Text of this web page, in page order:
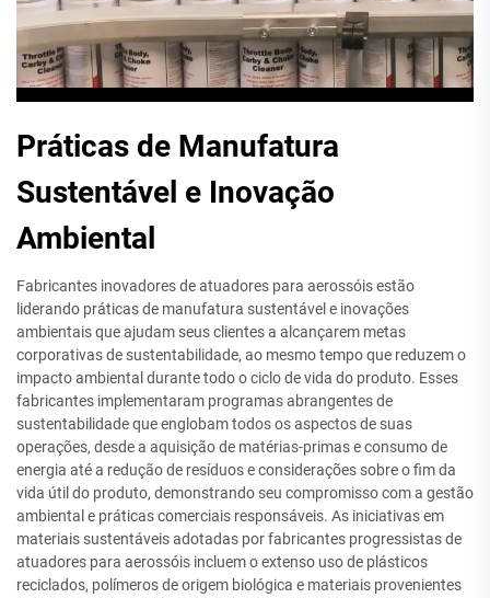
Práticas de Manufatura
Sustentável e Inovação
Ambiental
Fabricantes inovadores de atuadores para aerossóis estão
liderando práticas de manufatura sustentável e inovações
ambientais que ajudam seus clientes a alcançarem metas
corporativas de sustentabilidade, ao mesmo tempo que reduzem o
impacto ambiental durante todo o ciclo de vida do produto. Esses
fabricantes implementaram programas abrangentes de
sustentabilidade que englobam todos os aspectos de suas
operações, desde a aquisição de matérias-primas e consumo de
energia até a redução de resíduos e considerações sobre o fim da
vida útil do produto, demonstrando seu compromisso com a gestão
ambiental e práticas comerciais responsáveis. As iniciativas em
materiais sustentáveis adotadas por fabricantes progressistas de
atuadores para aerossóis incluem o extenso uso de plásticos
reciclados, polímeros de origem biológica e materiais provenientes